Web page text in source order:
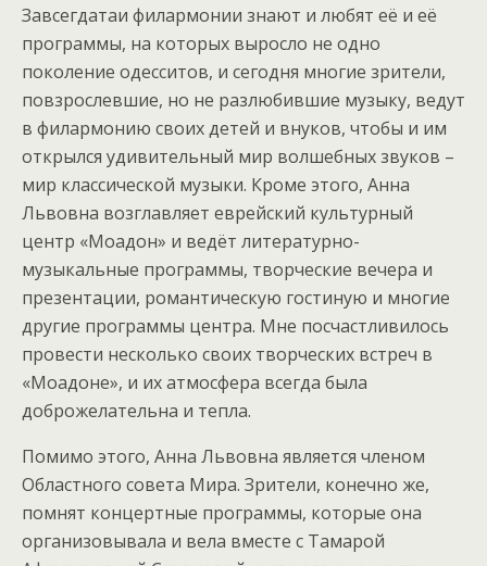
Завсегдатаи филармонии знают и любят её и её
программы, на которых выросло не одно
поколение одесситов, и сегодня многие зрители,
повзрослевшие, но не разлюбившие музыку, ведут
в филармонию своих детей и внуков, чтобы и им
открылся удивительный мир волшебных звуков –
мир классической музыки. Кроме этого, Анна
Львовна возглавляет еврейский культурный
центр «Моадон» и ведёт литературно-
музыкальные программы, творческие вечера и
презентации, романтическую гостиную и многие
другие программы центра. Мне посчастливилось
провести несколько своих творческих встреч в
«Моадоне», и их атмосфера всегда была
доброжелательна и тепла.
Помимо этого, Анна Львовна является членом
Областного совета Мира. Зрители, конечно же,
помнят концертные программы, которые она
организовывала и вела вместе с Тамарой